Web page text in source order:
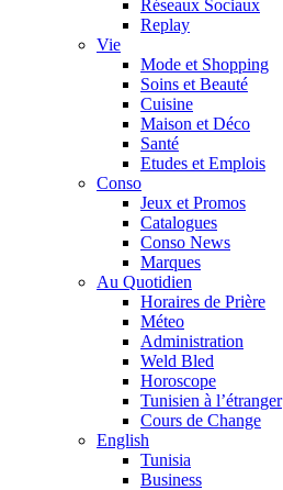
Réseaux Sociaux
Replay
Vie
Mode et Shopping
Soins et Beauté
Cuisine
Maison et Déco
Santé
Etudes et Emplois
Conso
Jeux et Promos
Catalogues
Conso News
Marques
Au Quotidien
Horaires de Prière
Méteo
Administration
Weld Bled
Horoscope
Tunisien à l’étranger
Cours de Change
English
Tunisia
Business